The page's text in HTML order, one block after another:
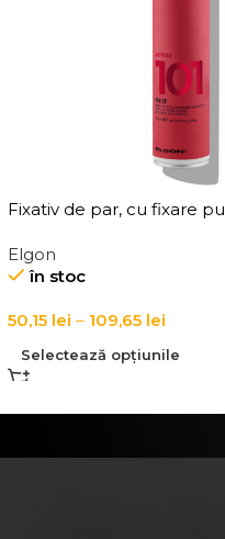
Fixativ de par, cu fixare
Elgon
în stoc
50,15 lei – 109,65 lei
Selectează opțiunile